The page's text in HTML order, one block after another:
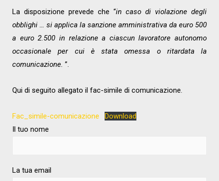
La disposizione prevede che “in caso di violazione degli
obblighi … si applica la sanzione amministrativa da euro 500
a euro 2.500 in relazione a ciascun lavoratore autonomo
occasionale per cui è stata omessa o ritardata la
comunicazione. ”.
Qui di seguito allegato il fac-simile di comunicazione.
Fac_simile-comunicazione
Download
Il tuo nome
La tua email